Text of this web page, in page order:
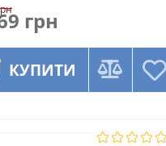
грн
КУПИТИ